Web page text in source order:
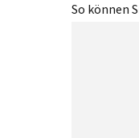
So können